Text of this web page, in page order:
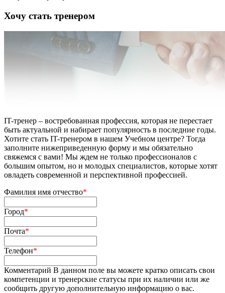
Хочу стать тренером
IT-тренер – востребованная профессия, которая не перестает
быть актуальной и набирает популярность в последние годы.
Хотите стать IT-тренером в нашем Учебном центре? Тогда
заполните нижеприведенную форму и мы обязательно
свяжемся с вами! Мы ждем не только профессионалов с
большим опытом, но и молодых специалистов, которые хотят
овладеть современной и перспективной профессией.
Фамилия имя отчество*
Город*
Почта*
Телефон*
Комментарий В данном поле вы можете кратко описать свои
компетенции и тренерские статусы при их наличии или же
сообщить другую дополнительную информацию о вас.